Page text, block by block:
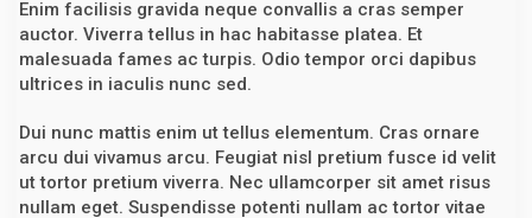
,
K
a
l
b
r
Enim facilisis gravida neque convallis a cras semper
auctor. Viverra tellus in hac habitasse platea. Et
malesuada fames ac turpis. Odio tempor orci dapibus
ultrices in iaculis nunc sed.
Dui nunc mattis enim ut tellus elementum. Cras ornare
arcu dui vivamus arcu. Feugiat nisl pretium fusce id velit
ut tortor pretium viverra. Nec ullamcorper sit amet risus
nullam eget. Suspendisse potenti nullam ac tortor vitae